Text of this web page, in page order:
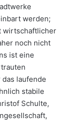
werden;
wirtschaftlicher
noch nicht
ist eine
laufende
stabile
Schulte,